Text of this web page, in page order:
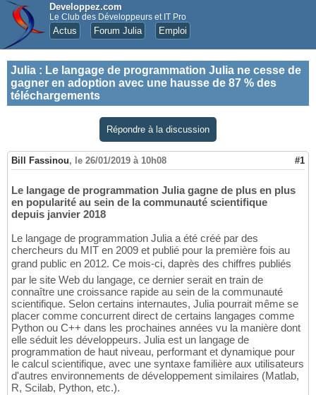
Developpez.com
Le Club des Développeurs et IT Pro
Actus Forum Julia Emploi
Julia : Le langage de programmation Julia ne cesse de
gagner en adoption avec une hausse de 87 % des
téléchargements
Répondre à la discussion
Bill Fassinou, le 26/01/2019 à 10h08 #1
Le langage de programmation Julia gagne de plus en plus
en popularité au sein de la communauté scientifique
depuis janvier 2018
Le langage de programmation Julia a été créé par des
chercheurs du MIT en 2009 et publié pour la première fois au
grand public en 2012. Ce mois-ci, daprès des chiffres publiés
par le site Web du langage, ce dernier serait en train de
connaître une croissance rapide au sein de la communauté
scientifique. Selon certains internautes, Julia pourrait même se
placer comme concurrent direct de certains langages comme
Python ou C++ dans les prochaines années vu la manière dont
elle séduit les développeurs. Julia est un langage de
programmation de haut niveau, performant et dynamique pour
le calcul scientifique, avec une syntaxe familière aux utilisateurs
d'autres environnements de développement similaires (Matlab,
R, Scilab, Python, etc.).